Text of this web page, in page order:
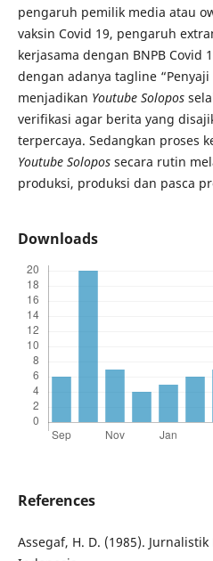
pengaruh pemilik media atau
vaksin Covid 19, pengaruh
kerjasama dengan BNPB Covid
dengan adanya tagline
menjadikan Youtube Solopos
verifikasi agar berita yang
terpercaya. Sedangkan proses
Youtube Solopossecara rutin
produksi, produksi dan pasca
Downloads
References
Assegaf, H. D. (1985).